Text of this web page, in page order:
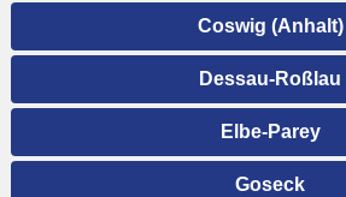
Coswig (Anhalt)
Dessau-Roßlau
Elbe-Parey
Goseck